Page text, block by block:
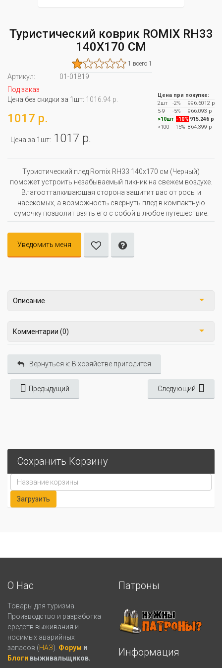
Туристический коврик ROMIX RH33
140Х170 СМ
1 всего 1
Артикул:
01-01819
Под заказ
Цена без скидки за 1шт: 1016.94 р.
1017 р.
Цена за 1шт: 1017 р.
Цена при покупке:
2шт
-2%
996.6012 р
5-9
-5%
966.093 р
>10шт -10% 915.246 р
>100
-15% 864.399 р
Туристический плед Romix RH33 140х170 см (Черный)
поможет устроить незабываемый пикник на свежем воздухе.
Влагоотталкивающая сторона защитит вас от росы и
насекомых, а возможность свернуть плед в компактную
сумочку позволит взять его с собой в любое путешествие.
Уведомить меня
Описание
Комментарии (0)
Вернуться к: В хозяйстве пригодится
Предыдущий Следующий
Сохранить Корзину
О Нас
Товары для туризма.
Производство и разработка
средств выживания и
носимых аварийных
запасов (НАЗ). Форум и
Блоги выживальщиков.
Патроны
Информация